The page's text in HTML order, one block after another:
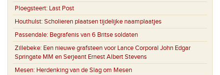
Ploegsteert: Last Post
Houthulst: Scholieren plaatsen tijdelijke naamplaatjes
Passendale: Begrafenis van 6 Britse soldaten
Zillebeke: Een nieuwe grafsteen voor Lance Corporal John Edgar
Springate MM en Serjeant Ernest Albert Stevens
Mesen: Herdenking van de Slag om Mesen